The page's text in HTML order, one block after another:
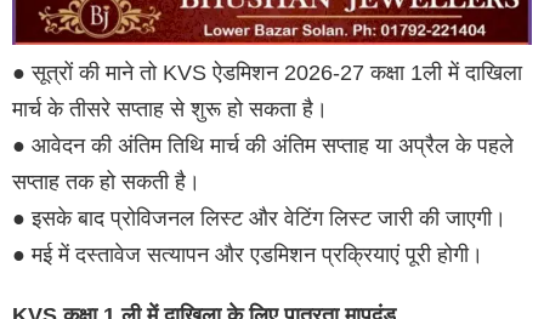
● सूत्रों की माने तो KVS ऐडमिशन 2026-27 कक्षा 1ली में दाखिला
मार्च के तीसरे सप्ताह से शुरू हो सकता है।
● आवेदन की अंतिम तिथि मार्च की अंतिम सप्ताह या अप्रैल के पहले
सप्ताह तक हो सकती है।
● इसके बाद प्रोविजनल लिस्ट और वेटिंग लिस्ट जारी की जाएगी।
● मई में दस्तावेज सत्यापन और एडमिशन प्रक्रियाएं पूरी होगी।